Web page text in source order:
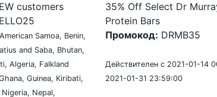
customers
Samoa, Benin,
and Saba, Bhutan,
Algeria, Falkland
Guinea, Kiribati,
Nepal,
35% Off Select Dr
Protein Bars
Промокод: DRMB35
Действителен с 2021-01-14
2021-01-31 23:59:00